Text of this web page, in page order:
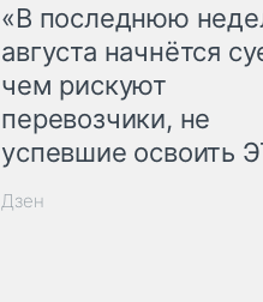
«В последнюю
августа начнётся
чем рискуют
перевозчики, не
успевшие освоить
Дзен